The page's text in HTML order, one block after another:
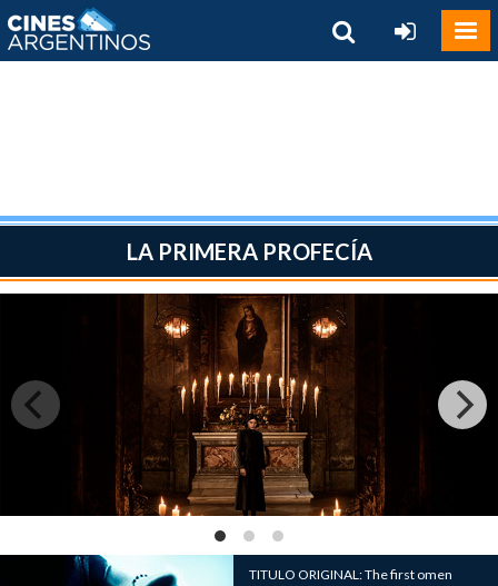
LA PRIMERA PROFECÍA
TITULO ORIGINAL: The first omen